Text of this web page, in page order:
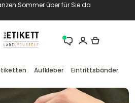
Sommer über für Sie da
Aufkleber Eintrittsbänder